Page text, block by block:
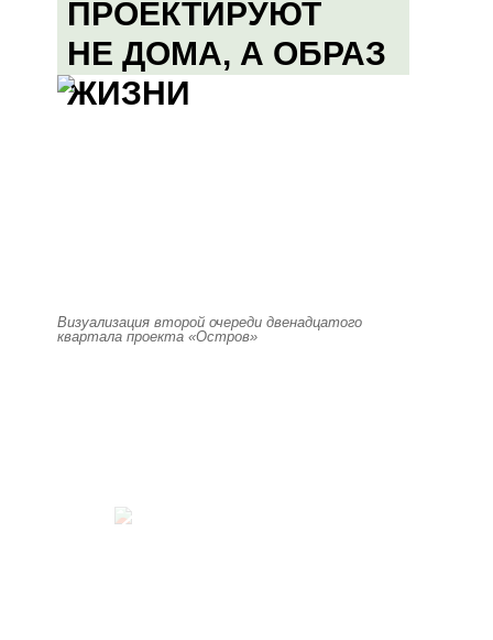
ПРОЕКТИРУЮТ
НЕ ДОМА, А ОБРАЗ
ЖИЗНИ
Визуализация второй очереди двенадцатого
квартала проекта «Остров»